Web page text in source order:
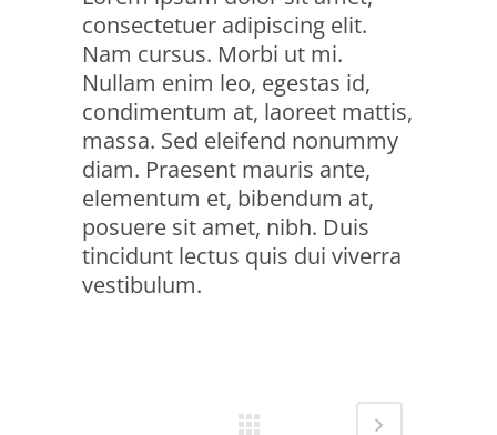
consectetuer adipiscing elit.
Nam cursus. Morbi ut mi.
Nullam enim leo, egestas id,
condimentum at, laoreet mattis,
massa. Sed eleifend nonummy
diam. Praesent mauris ante,
elementum et, bibendum at,
posuere sit amet, nibh. Duis
tincidunt lectus quis dui viverra
vestibulum.